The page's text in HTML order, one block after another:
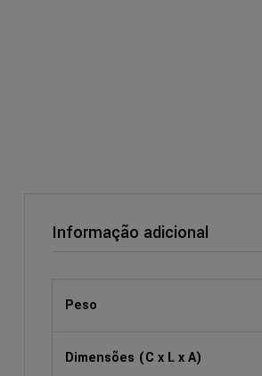
Informação adicional
Peso
Dimensões (C x L x A)